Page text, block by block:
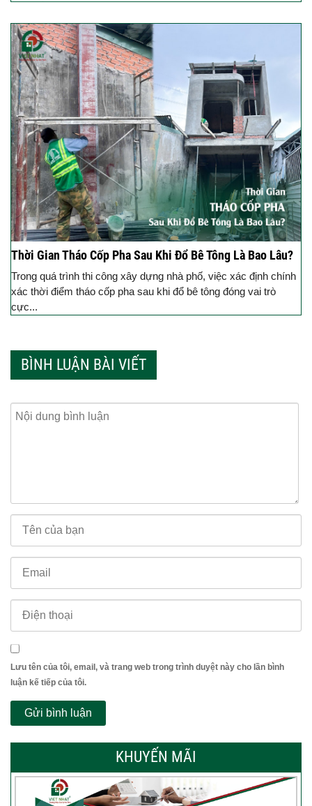
Thời Gian Tháo Cốp Pha Sau Khi Đổ Bê Tông Là Bao Lâu?
Trong quá trình thi công xây dựng nhà phố, việc xác định chính
xác thời điểm tháo cốp pha sau khi đổ bê tông đóng vai trò
cực...
BÌNH LUẬN BÀI VIẾT
Lưu tên của tôi, email, và trang web trong trình duyệt này cho lần bình
luận kế tiếp của tôi.
KHUYẾN MÃI